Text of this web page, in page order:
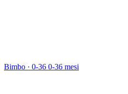
Bimbo · 0-36 0-36 mesi